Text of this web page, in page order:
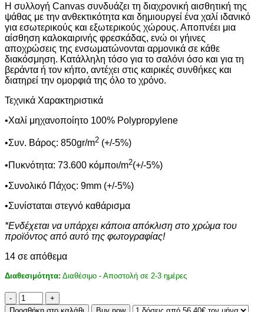
Η συλλογή Canvas συνδυάζει τη διαχρονική αισθητική της
ψάθας με την ανθεκτικότητα και δημιουργεί ένα χαλί ιδανικό
για εσωτερικούς και εξωτερικούς χώρους. Αποπνέει μια
αίσθηση καλοκαιρινής φρεσκάδας, ενώ οι γήινες
αποχρώσεις της ενσωματώνονται αρμονικά σε κάθε
διακόσμηση. Κατάλληλη τόσο για το σαλόνι όσο και για τη
βεράντα ή τον κήπο, αντέχει στις καιρικές συνθήκες και
διατηρεί την ομορφιά της όλο το χρόνο.
Τεχνικά Χαρακτηριστικά
•Χαλί μηχανοποίητο 100% Polypropylene
•Συν. Βάρος: 850gr/m2 (+/-5%)
•Πυκνότητα: 73.600 κόμποι/m2(+/-5%)
•Συνολικό Πάχος: 9mm (+/-5%)
•Συνίσταται στεγνό καθάρισμα
*Ενδέχεται να υπάρχει κάποια απόκλιση στο χρώμα του
προϊόντος από αυτό της φωτογραφίας!
14 σε απόθεμα
Διαθεσιμότητα: Διαθέσιμο - Αποστολή σε 2-3 ημέρες
ΧΑΛΙ
CANVAS